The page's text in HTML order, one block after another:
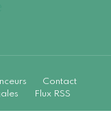
Contact
Flux RSS